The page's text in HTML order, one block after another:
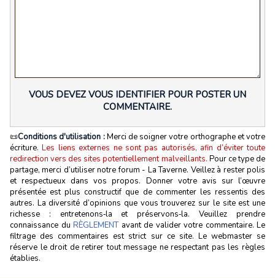
VOUS DEVEZ VOUS IDENTIFIER POUR POSTER UN
COMMENTAIRE.
📜Conditions d'utilisation :Merci de soigner votre orthographe et votre
écriture.Les liens externes ne sont pas autorisés, afin d’éviter toute
redirection vers des sites potentiellement malveillants. Pour ce type de
partage, merci d’utiliser notre forum - La Taverne. Veillez à rester polis
et respectueux dans vos propos. Donner votre avis sur l’œuvre
présentée est plus constructif que de commenter les ressentis des
autres. La diversité d’opinions que vous trouverez sur le site est une
richesse : entretenons‑la et préservons‑la. Veuillez prendre
connaissance du RÈGLEMENTavant de valider votre commentaire. Le
filtrage des commentaires est strict sur ce site. Le webmaster se
réserve le droit de retirer tout message ne respectant pas les règles
établies.